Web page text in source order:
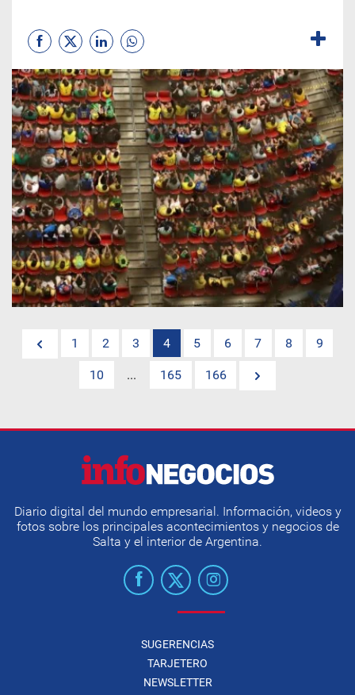
1 2 3 4 5 6 7 8 9
10 ... 165 166
Diario digital del mundo empresarial. Información, videos y
fotos sobre los principales acontecimientos y negocios de
Salta y el interior de Argentina.
SUGERENCIAS
TARJETERO
NEWSLETTER